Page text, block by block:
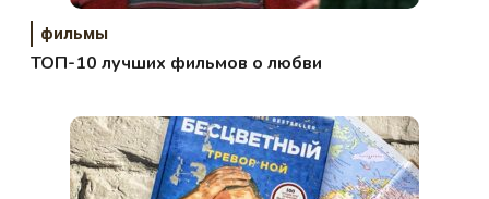
фильмы
ТОП-10 лучших фильмов о любви